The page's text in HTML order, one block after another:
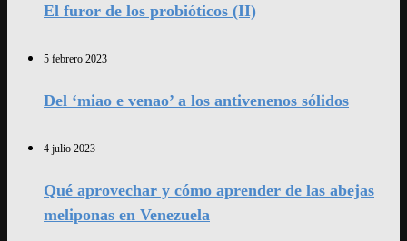
El furor de los probióticos (II)
5 febrero 2023
Del ‘miao e venao’ a los antivenenos sólidos
4 julio 2023
Qué aprovechar y cómo aprender de las abejas
meliponas en Venezuela